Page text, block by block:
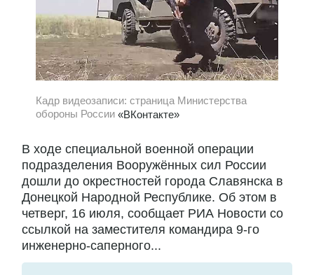
Кадр видеозаписи: страница Министерства
обороны России «ВКонтакте»
В ходе специальной военной операции
подразделения Вооружённых сил России
дошли до окрестностей города Славянска в
Донецкой Народной Республике. Об этом в
четверг, 16 июля, сообщает РИА Новости со
ссылкой на заместителя командира 9-го
инженерно-саперного...